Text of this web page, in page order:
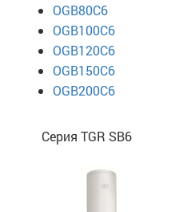
OGB80C6
OGB100C6
OGB120C6
OGB150C6
OGB200C6
Серия TGR SB6